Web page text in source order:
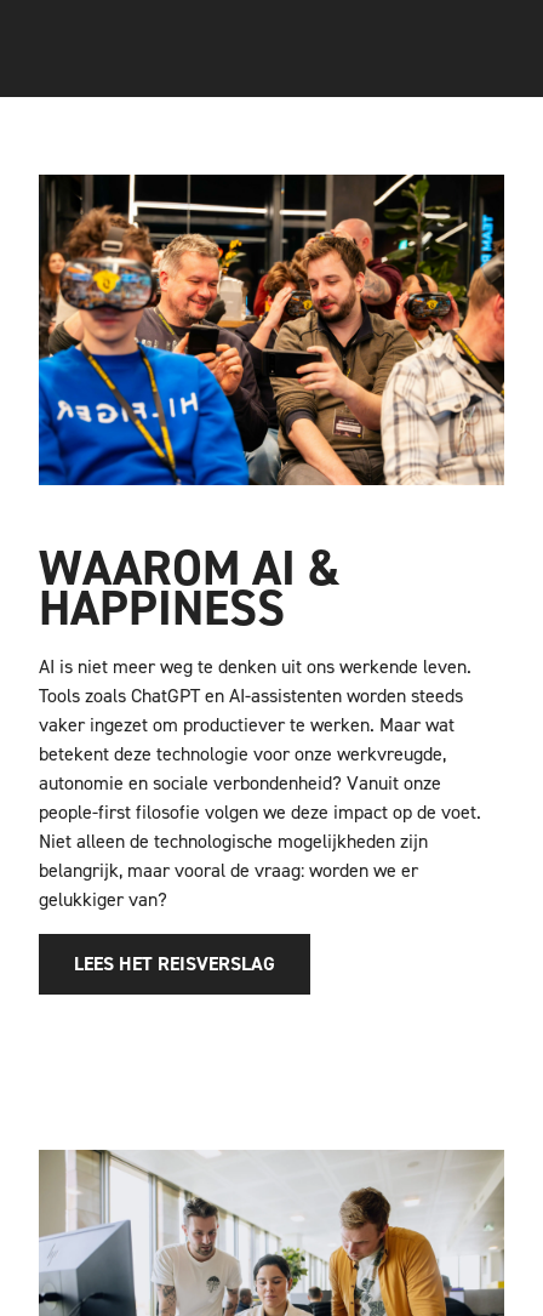
WAAROM AI &
HAPPINESS
AI is niet meer weg te denken uit ons werkende leven.
Tools zoals ChatGPT en AI-assistenten worden steeds
vaker ingezet om productiever te werken. Maar wat
betekent deze technologie voor onze werkvreugde,
autonomie en sociale verbondenheid? Vanuit onze
people-first filosofie volgen we deze impact op de voet.
Niet alleen de technologische mogelijkheden zijn
belangrijk, maar vooral de vraag: worden we er
gelukkiger van?
LEES HET REISVERSLAG